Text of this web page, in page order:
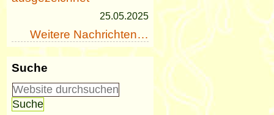
25.05.2025
Weitere Nachrichten…
Suche